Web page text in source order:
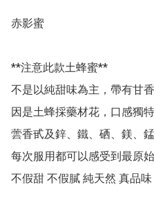
赤影蜜
**注意此款土蜂蜜**
不是以純甜味為主，帶有甘
因是土蜂採藥材花，口感獨
蕓香甙及鋅、鐵、硒、鎂、
每次服用都可以感受到最原
不假甜 不假膩 純天然 真品味